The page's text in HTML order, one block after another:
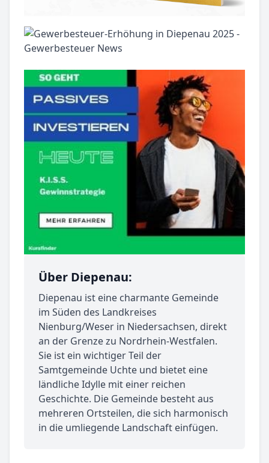
Über Diepenau:
Diepenau ist eine charmante Gemeinde
im Süden des Landkreises
Nienburg/Weser in Niedersachsen, direkt
an der Grenze zu Nordrhein-Westfalen.
Sie ist ein wichtiger Teil der
Samtgemeinde Uchte und bietet eine
ländliche Idylle mit einer reichen
Geschichte. Die Gemeinde besteht aus
mehreren Ortsteilen, die sich harmonisch
in die umliegende Landschaft einfügen.